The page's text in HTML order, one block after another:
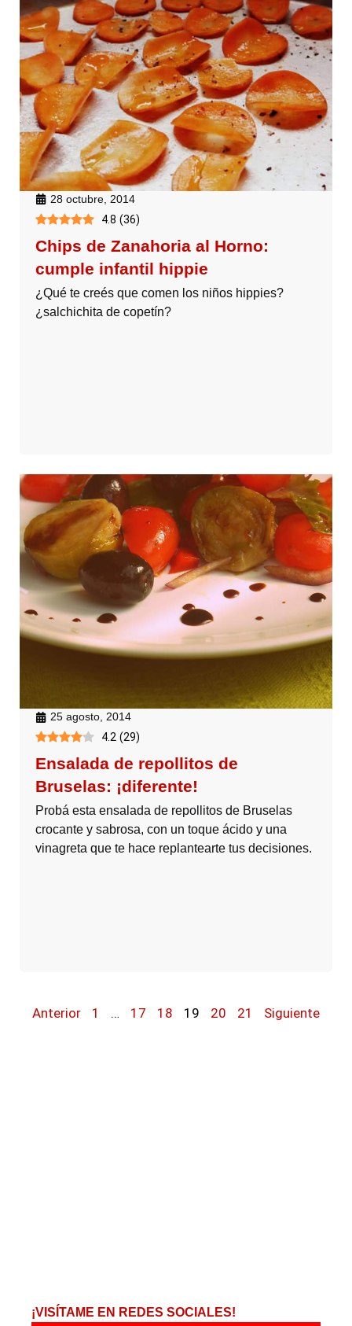
28 octubre, 2014
4.8 (36)
Chips de Zanahoria al Horno:
cumple infantil hippie
¿Qué te creés que comen los niños hippies?
¿salchichita de copetín?
25 agosto, 2014
4.2 (29)
Ensalada de repollitos de
Bruselas: ¡diferente!
Probá esta ensalada de repollitos de Bruselas
crocante y sabrosa, con un toque ácido y una
vinagreta que te hace replantearte tus decisiones.
Anterior 1 … 17 18 19 20 21 Siguiente
¡VISÍTAME EN REDES SOCIALES!